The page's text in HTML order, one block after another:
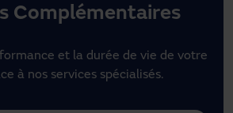
Complémentaires
et la durée de vie de votre
à nos services spécialisés.